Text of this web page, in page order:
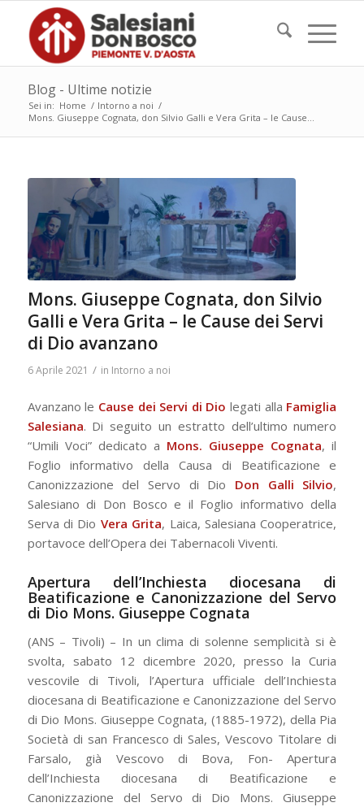
Blog - Ultime notizie
Sei in: Home / Intorno a noi /
Mons. Giuseppe Cognata, don Silvio Galli e Vera Grita – le Cause...
Mons. Giuseppe Cognata, don Silvio
Galli e Vera Grita – le Cause dei Servi
di Dio avanzano
6 Aprile 2021 / in Intorno a noi
Avanzano le Cause dei Servi di Dio legati alla Famiglia
Salesiana. Di seguito un estratto dell’ultimo numero
“Umili Voci” dedicato a Mons. Giuseppe Cognata, il
Foglio informativo della Causa di Beatificazione e
Canonizzazione del Servo di Dio Don Galli Silvio,
Salesiano di Don Bosco e il Foglio informativo della
Serva di Dio Vera Grita, Laica, Salesiana Cooperatrice,
portavoce dell’Opera dei Tabernacoli Viventi.
Apertura dell’Inchiesta diocesana di
Beatificazione e Canonizzazione del Servo
di Dio Mons. Giuseppe Cognata
(ANS – Tivoli) – In un clima di solenne semplicità si è
svolta, sabato 12 dicembre 2020, presso la Curia
vescovile di Tivoli, l’Apertura ufficiale dell’Inchiesta
diocesana di Beatificazione e Canonizzazione del Servo
di Dio Mons. Giuseppe Cognata, (1885-1972), della Pia
Società di san Francesco di Sales, Vescovo Titolare di
Farsalo, già Vescovo di Bova, Fon- Apertura
dell’Inchiesta diocesana di Beatificazione e
Canonizzazione del Servo di Dio Mons. Giuseppe